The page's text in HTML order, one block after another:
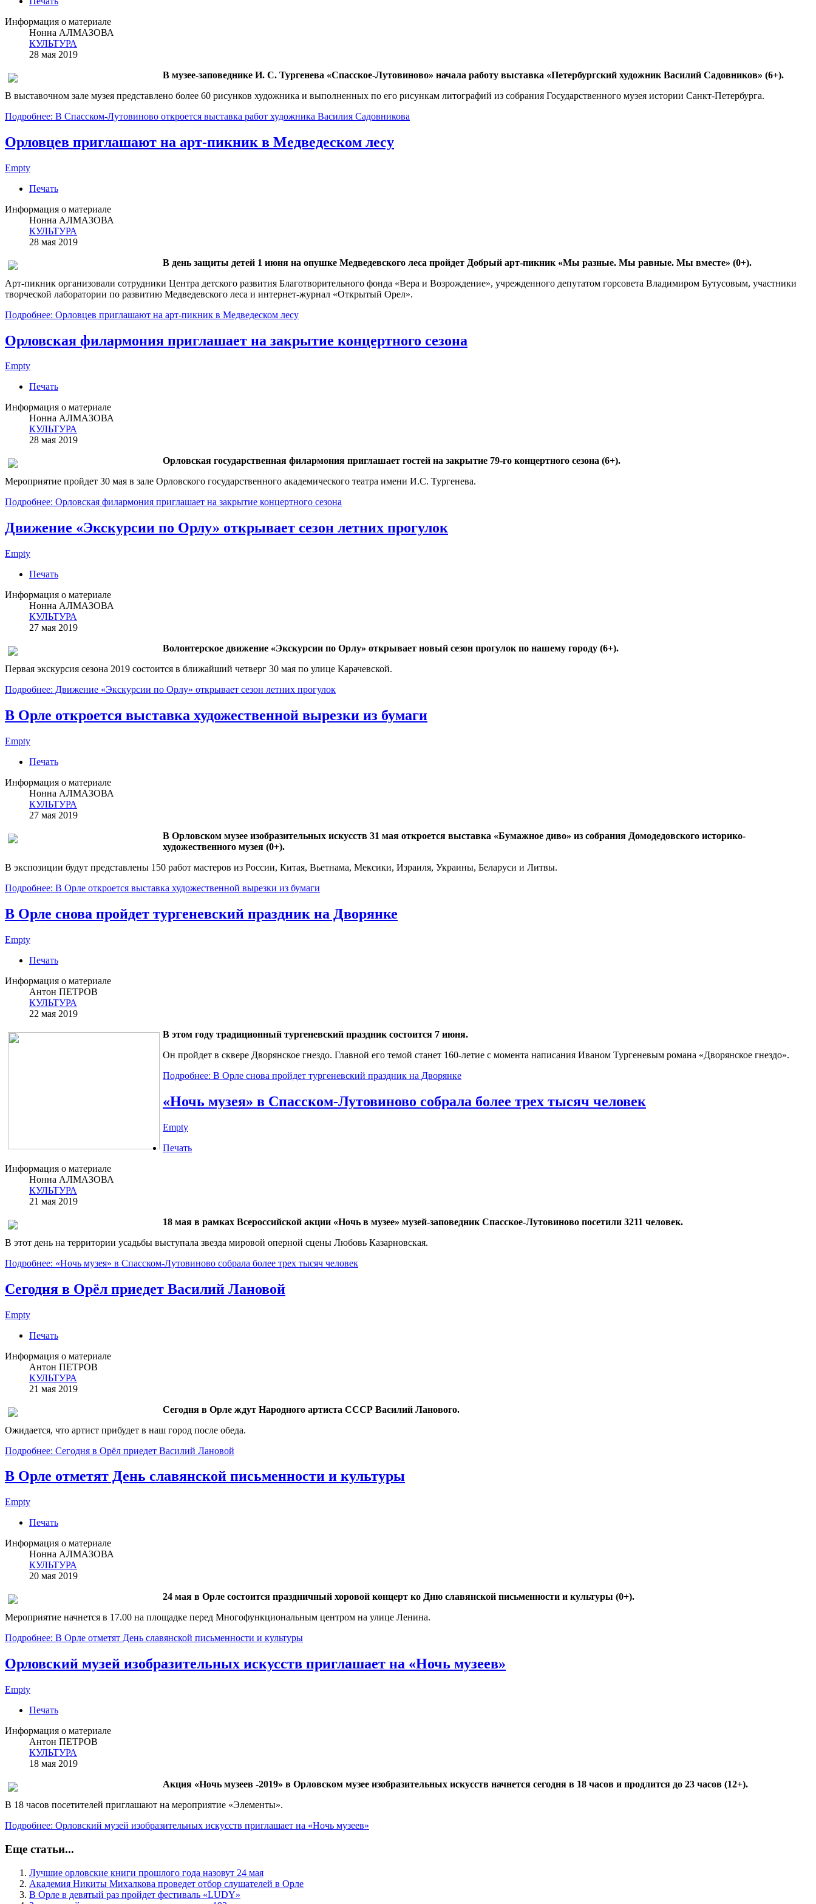
Информация о материале
Нонна АЛМАЗОВА
КУЛЬТУРА
28 мая 2019
В музее-заповеднике И. С. Тургенева «Спасское-Лутовиново» начала работу выставка «Петербургский художник Василий Садовников» (6+).
В выставочном зале музея представлено более 60 рисунков художника и выполненных по его рисункам литографий из собрания Государственного музея истории Санкт-Петербурга.
Подробнее: В Спасском-Лутовиново откроется выставка работ художника Василия Садовникова
Орловцев приглашают на арт-пикник в Медведеском лесу
Empty
Печать
Информация о материале
Нонна АЛМАЗОВА
КУЛЬТУРА
28 мая 2019
В день защиты детей 1 июня на опушке Медведевского леса пройдет Добрый арт-пикник «Мы разные. Мы равные. Мы вместе» (0+).
Арт-пикник организовали сотрудники Центра детского развития Благотворительного фонда «Вера и Возрождение», учрежденного депутатом горсовета Владимиром Бутусовым, участники
творческой лаборатории по развитию Медведевского леса и интернет-журнал «Открытый Орел».
Подробнее: Орловцев приглашают на арт-пикник в Медведеском лесу
Орловская филармония приглашает на закрытие концертного сезона
Empty
Печать
Информация о материале
Нонна АЛМАЗОВА
КУЛЬТУРА
28 мая 2019
Орловская государственная филармония приглашает гостей на закрытие 79-го концертного сезона (6+).
Мероприятие пройдет 30 мая в зале Орловского государственного академического театра имени И.С. Тургенева.
Подробнее: Орловская филармония приглашает на закрытие концертного сезона
Движение «Экскурсии по Орлу» открывает сезон летних прогулок
Empty
Печать
Информация о материале
Нонна АЛМАЗОВА
КУЛЬТУРА
27 мая 2019
Волонтерское движение «Экскурсии по Орлу» открывает новый сезон прогулок по нашему городу (6+).
Первая экскурсия сезона 2019 состоится в ближайший четверг 30 мая по улице Карачевской.
Подробнее: Движение «Экскурсии по Орлу» открывает сезон летних прогулок
В Орле откроется выставка художественной вырезки из бумаги
Empty
Печать
Информация о материале
Нонна АЛМАЗОВА
КУЛЬТУРА
27 мая 2019
В Орловском музее изобразительных искусств 31 мая откроется выставка «Бумажное диво» из собрания Домодедовского историко-
художественного музея (0+).
В экспозиции будут представлены 150 работ мастеров из России, Китая, Вьетнама, Мексики, Израиля, Украины, Беларуси и Литвы.
Подробнее: В Орле откроется выставка художественной вырезки из бумаги
В Орле снова пройдет тургеневский праздник на Дворянке
Empty
Печать
Информация о материале
Антон ПЕТРОВ
КУЛЬТУРА
22 мая 2019
В этом году традиционный тургеневский праздник состоится 7 июня.
Он пройдет в сквере Дворянское гнездо. Главной его темой станет 160-летие с момента написания Иваном Тургеневым романа «Дворянское гнездо».
Подробнее: В Орле снова пройдет тургеневский праздник на Дворянке
«Ночь музея» в Спасском-Лутовиново собрала более трех тысяч человек
Empty
Печать
Информация о материале
Нонна АЛМАЗОВА
КУЛЬТУРА
21 мая 2019
18 мая в рамках Всероссийской акции «Ночь в музее» музей-заповедник Спасское-Лутовиново посетили 3211 человек.
В этот день на территории усадьбы выступала звезда мировой оперной сцены Любовь Казарновская.
Подробнее: «Ночь музея» в Спасском-Лутовиново собрала более трех тысяч человек
Сегодня в Орёл приедет Василий Лановой
Empty
Печать
Информация о материале
Антон ПЕТРОВ
КУЛЬТУРА
21 мая 2019
Сегодня в Орле ждут Народного артиста СССР Василий Ланового.
Ожидается, что артист прибудет в наш город после обеда.
Подробнее: Сегодня в Орёл приедет Василий Лановой
В Орле отметят День славянской письменности и культуры
Empty
Печать
Информация о материале
Нонна АЛМАЗОВА
КУЛЬТУРА
20 мая 2019
24 мая в Орле состоится праздничный хоровой концерт ко Дню славянской письменности и культуры (0+).
Мероприятие начнется в 17.00 на площадке перед Многофункциональным центром на улице Ленина.
Подробнее: В Орле отметят День славянской письменности и культуры
Орловский музей изобразительных искусств приглашает на «Ночь музеев»
Empty
Печать
Информация о материале
Антон ПЕТРОВ
КУЛЬТУРА
18 мая 2019
Акция «Ночь музеев -2019» в Орловском музее изобразительных искусств начнется сегодня в 18 часов и продлится до 23 часов (12+).
В 18 часов посетителей приглашают на мероприятие «Элементы».
Подробнее: Орловский музей изобразительных искусств приглашает на «Ночь музеев»
Еще статьи...
Лучшие орловские книги прошлого года назовут 24 мая
Академия Никиты Михалкова проведет отбор слушателей в Орле
В Орле в девятый раз пройдет фестиваль «LUDY»